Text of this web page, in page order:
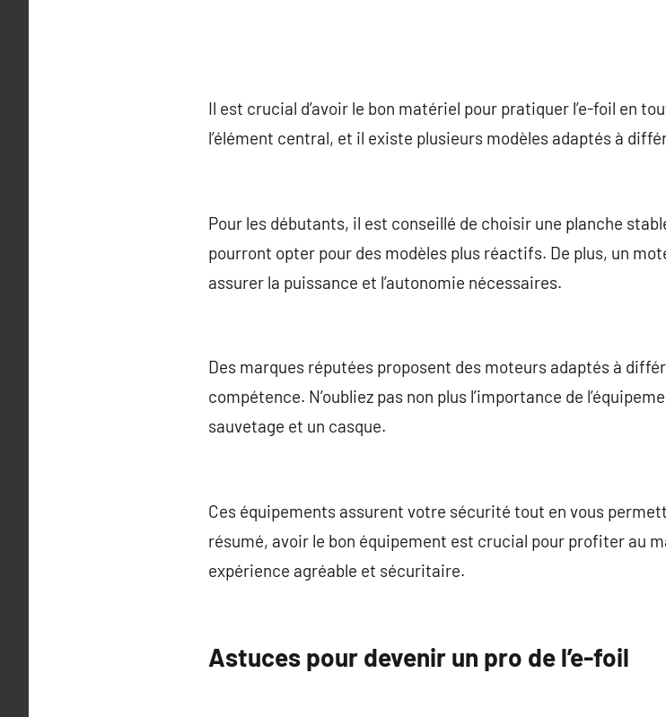
Il est crucial d’avoir le bon matériel pour pratiquer l’e-foil en
l’élément central, et il existe plusieurs modèles adaptés à
Pour les débutants, il est conseillé de choisir une planche
pourront opter pour des modèles plus réactifs. De plus, un
assurer la puissance et l’autonomie nécessaires.
Des marques réputées proposent des moteurs adaptés à
compétence. N’oubliez pas non plus l’importance de
sauvetage et un casque.
Ces équipements assurent votre sécurité tout en vous
résumé, avoir le bon équipement est crucial pour profiter au
expérience agréable et sécuritaire.
Astuces pour devenir un pro de l’e-foil